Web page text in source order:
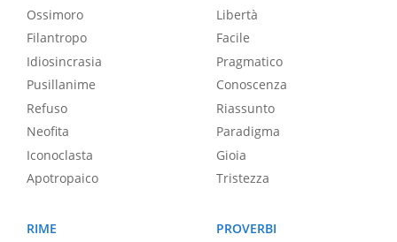
Ossimoro
Filantropo
Idiosincrasia
Pusillanime
Refuso
Neofita
Iconoclasta
Apotropaico
Libertà
Facile
Pragmatico
Conoscenza
Riassunto
Paradigma
Gioia
Tristezza
RIME
PROVERBI